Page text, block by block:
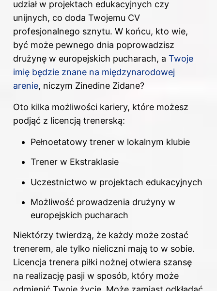
udział w projektach edukacyjnych czy
unijnych, co doda Twojemu CV
profesjonalnego sznytu. W końcu, kto wie,
być może pewnego dnia poprowadzisz
drużynę w europejskich pucharach, a Twoje
imię będzie znane na międzynarodowej
arenie, niczym Zinedine Zidane?
Oto kilka możliwości kariery, które możesz
podjąć z licencją trenerską:
Pełnoetatowy trener w lokalnym klubie
Trener w Ekstraklasie
Uczestnictwo w projektach edukacyjnych
Możliwość prowadzenia drużyny w
europejskich pucharach
Niektórzy twierdzą, że każdy może zostać
trenerem, ale tylko nieliczni mają to w sobie.
Licencja trenera piłki nożnej otwiera szansę
na realizację pasji w sposób, który może